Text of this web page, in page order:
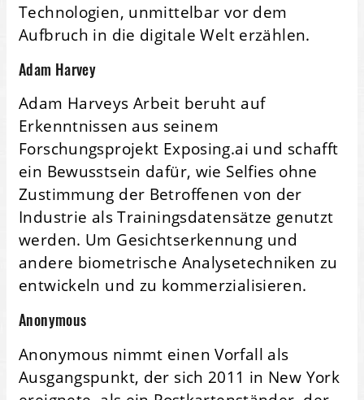
Technologien, unmittelbar vor dem
Aufbruch in die digitale Welt erzählen.
Adam Harvey
Adam Harveys Arbeit beruht auf
Erkenntnissen aus seinem
Forschungsprojekt Exposing.ai und schafft
ein Bewusstsein dafür, wie Selfies ohne
Zustimmung der Betroffenen von der
Industrie als Trainingsdatensätze genutzt
werden. Um Gesichtserkennung und
andere biometrische Analysetechniken zu
entwickeln und zu kommerzialisieren.
Anonymous
Anonymous nimmt einen Vorfall als
Ausgangspunkt, der sich 2011 in New York